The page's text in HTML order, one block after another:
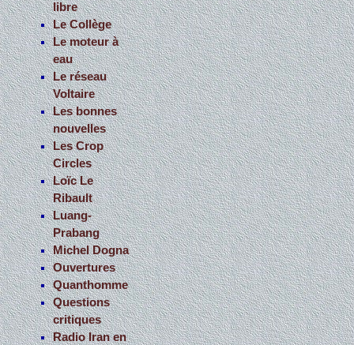
libre
Le Collège
Le moteur à
eau
Le réseau
Voltaire
Les bonnes
nouvelles
Les Crop
Circles
Loïc Le
Ribault
Luang-
Prabang
Michel Dogna
Ouvertures
Quanthomme
Questions
critiques
Radio Iran en